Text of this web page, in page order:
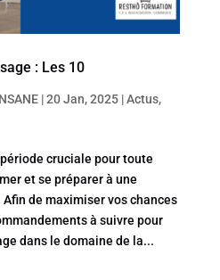
: Les 10
|20 Jan, 2025|Actus,
cruciale pour toute
et se préparer à une
de maximiser vos chances
à suivre pour
dans le domaine de la...